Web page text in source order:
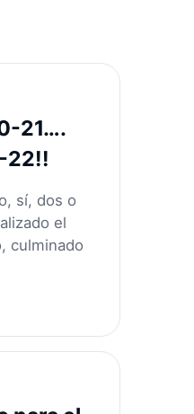
21….
22!!
sí, dos o
el
culminado